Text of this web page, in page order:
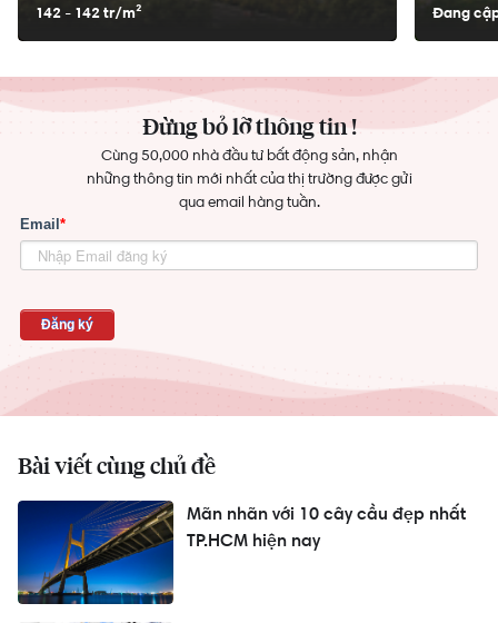
Bài viết cùng chủ đề
Mãn nhãn với 10 cây cầu đẹp nhất
TP.HCM hiện nay
142 - 142 tr/m²
Đang
Đừng bỏ lỡ thông tin !
Cùng 50,000 nhà đầu tư bất động sản, nhận
những thông tin mới nhất của thị trường được gửi
qua email hàng tuần.